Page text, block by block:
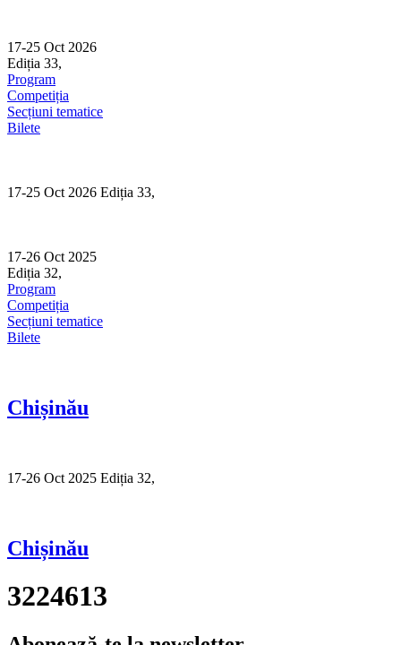
content
17-25 Oct 2026
Ediția 33,
Program
Competiția
Secțiuni tematice
Bilete
17-25 Oct 2026 Ediția 33,
17-26 Oct 2025
Ediția 32,
Program
Competiția
Secțiuni tematice
Bilete
Chișinău
17-26 Oct 2025 Ediția 32,
Chișinău
3224613